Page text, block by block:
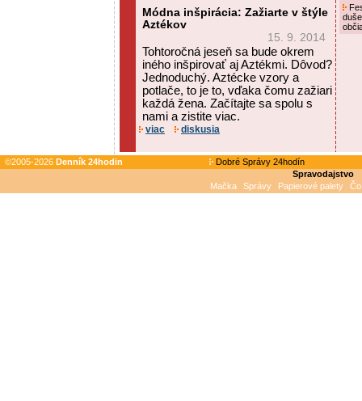
Módna inšpirácia: Zažiarte v štýle
Aztékov
15. 9. 2014
Tohtoročná jeseň sa bude okrem
iného inšpirovať aj Aztékmi. Dôvod?
Jednoduchý. Aztécke vzory a
potlače, to je to, vďaka čomu zažiari
každá žena. Začítajte sa spolu s
nami a zistite viac.
viac diskusia
©2005-2026 Denník 24hodin
Dobré Správy 24hodín
Spravodajstvo
Mačka
Správy Papierové palety